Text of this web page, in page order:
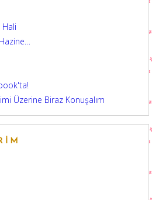
Hali
Üzerine Biraz Konuşalım